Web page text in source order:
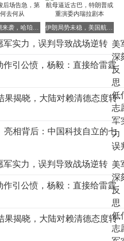
良的美军。
着变化。米格-15战斗机的频
的优势，使其仅能承担护航任
例，再配合山地植被与洞库的
面部队提供可靠的情报支持。
便火力再强也如同拳头打在棉
，战场投入的巨大物资以惊人
效的战略纵深。于是，在1953
了“必须寻找政治解决途径”的
峙气氛依旧紧张，但背后的战
上甘岭的硝烟刚刚散去，双方
线附近。7月27日，停战协定
突最终冻结在了原点。回望这
有真正的胜者，只有深埋在山
的边界线。然而，一个不容忽
马刺伤病潮来袭，哈珀伤势严峻后场告急，第三战何去何从 伊朗局势未稳，美国航母逼近古巴，特朗普或重演委内瑞拉剧本
美
深
反
思
低
志
军
力
误
导
战
逆
美
深
反
思
低
志